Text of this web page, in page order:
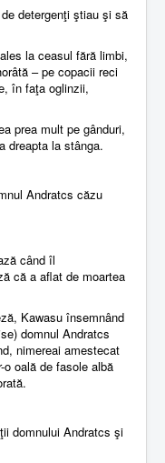
detergenţi ştiau şi să
la ceasul fără limbi,
– pe copacii reci
în faţa oglinzii,
prea mult pe gânduri,
dreapta la stânga.
Andratcs căzu
când îl
că a aflat de moartea
Kawasu însemnând
domnul Andratcs
nimereai amestecat
oală de fasole albă
domnului Andratcs şi